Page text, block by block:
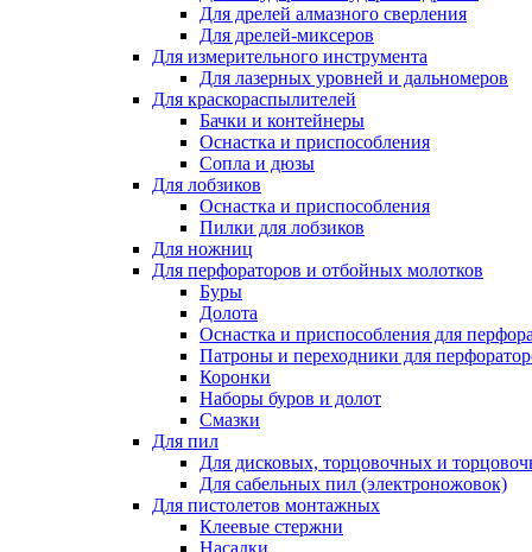
Для дрелей алмазного сверления
Для дрелей-миксеров
Для измерительного инструмента
Для лазерных уровней и дальномеров
Для краскораспылителей
Бачки и контейнеры
Оснастка и приспособления
Сопла и дюзы
Для лобзиков
Оснастка и приспособления
Пилки для лобзиков
Для ножниц
Для перфораторов и отбойных молотков
Буры
Долота
Оснастка и приспособления для
Патроны и переходники для
Коронки
Наборы буров и долот
Смазки
Для пил
Для дисковых, торцовочных и
Для сабельных пил (электроножовок)
Для пистолетов монтажных
Клеевые стержни
Насадки